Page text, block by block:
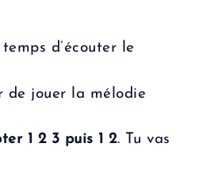
d’écouter le
de jouer la mélodie
1 2 3 puis 1 2. Tu vas